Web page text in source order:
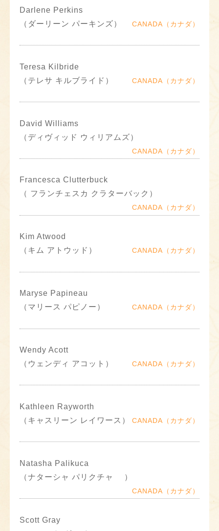
Darlene Perkins
（ダーリーン パーキンズ）
CANADA（カナダ）
Teresa Kilbride
（テレサ キルブライド）
CANADA（カナダ）
David Williams
（ディヴィッド ウィリアムズ）
CANADA（カナダ）
Francesca Clutterbuck
（ フランチェスカ クラターバック）
CANADA（カナダ）
Kim Atwood
（キム アトウッド）
CANADA（カナダ）
Maryse Papineau
（マリース パピノー）
CANADA（カナダ）
Wendy Acott
（ウェンディ アコット）
CANADA（カナダ）
Kathleen Rayworth
（キャスリーン レイワース）
CANADA（カナダ）
Natasha Palikuca
（ナターシャ パリクチャ ）
CANADA（カナダ）
Scott Gray